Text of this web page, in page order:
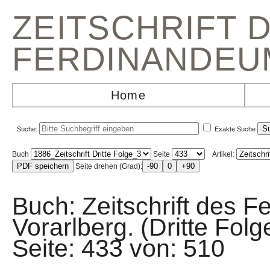
ZEITSCHRIFT
Home
Suche: Exakte Suche
Buch Seite
Artikel:
Seite drehen (Grad):
Buch: Zeitschrift des
Vorarlberg. (Dritte
Seite: 433 von: